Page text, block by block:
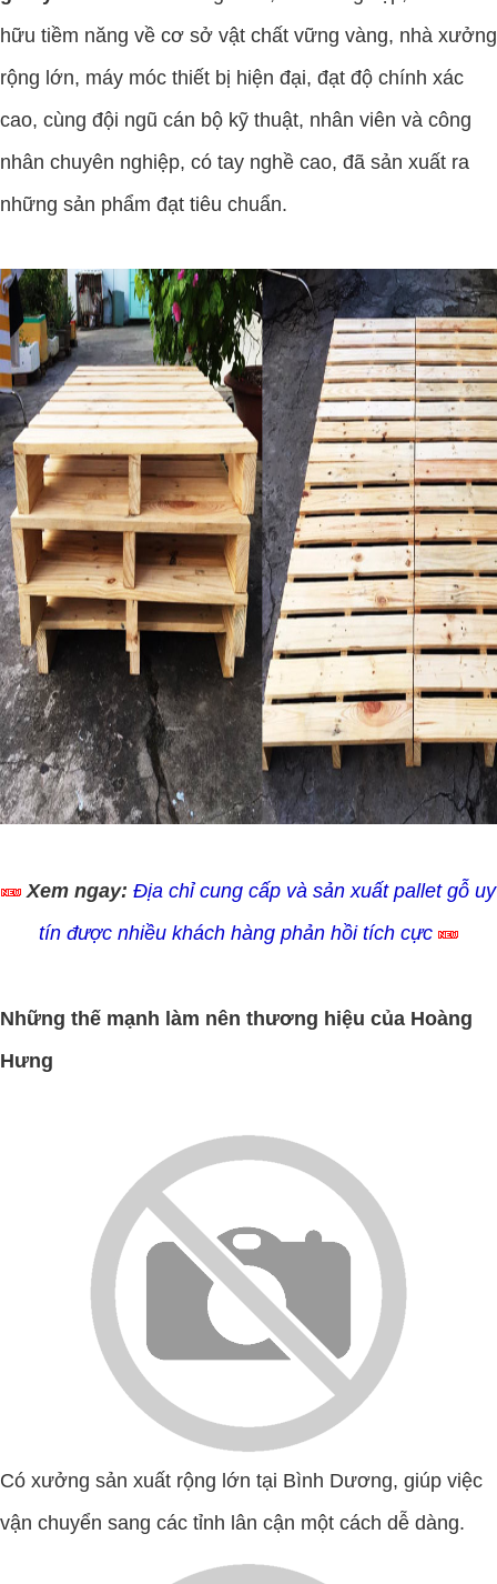
hữu tiềm năng về cơ sở vật chất vững vàng, nhà xưởng
rộng lớn, máy móc thiết bị hiện đại, đạt độ chính xác
cao, cùng đội ngũ cán bộ kỹ thuật, nhân viên và công
nhân chuyên nghiệp, có tay nghề cao, đã sản xuất ra
những sản phẩm đạt tiêu chuẩn.
Xem ngay: Địa chỉ cung cấp và sản xuất pallet gỗ uy
tín được nhiều khách hàng phản hồi tích cực
Những thế mạnh làm nên thương hiệu của Hoàng
Hưng
Có xưởng sản xuất rộng lớn tại Bình Dương, giúp việc
vận chuyển sang các tỉnh lân cận một cách dễ dàng.